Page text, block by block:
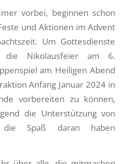
vorbei, beginnen schon
und Aktionen im Advent
Um Gottesdienste
Nikolausfeier am 6.
am Heiligen Abend
Anfang Januar 2024 in
vorbereiten zu können,
die Unterstützung von
die Spaß daran haben